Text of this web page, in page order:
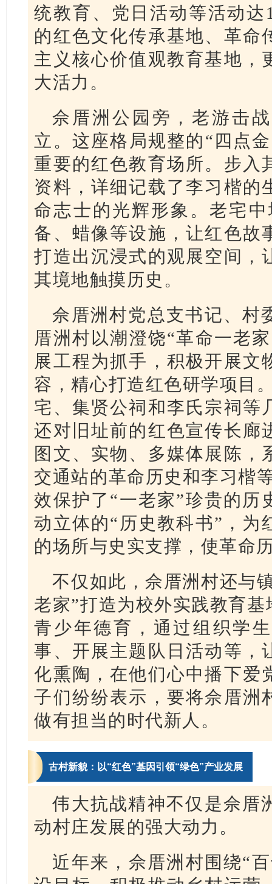
统教育、党日活动等活动
的红色文化传承基地、革命
主义核心价值观教育基地，
大活力。
佘厝洲公园旁，老游击
立。这座格局规整的“四点
重要的红色教育场所。步入
资料，详细记载了李习楷的
命志士的光辉形象。老宅
备、蜡像等设施，让红色故
打造出沉浸式的观展空间，
其境地触摸历史。
佘厝洲村党总支书记、村
厝洲村以潮澄饶“革命一老
展工程为抓手，积极开展文
容，精心打造红色研学项目
宅、集贤公祠和李氏宗祠等
还对旧址前的红色宣传长廊
图文、实物、多媒体展陈，
交通站的革命历史和李习楷
效保护了“一老家”珍贵的历
动立体的“历史教科书”，为
的场所与史实支撑，使革命
不仅如此，佘厝洲村还与
老家”打造为校外实践教育
青少年德育，通过组织学
事、开展主题队日活动等，
化熏陶，在他们心中播下爱
子们纷纷表示，要将佘厝洲
做有担当的时代新人。
古村新貌：以“红色”基因引领“绿色”产业发展
伟大抗战精神不仅是佘厝
动村庄发展的强大动力。
近年来，佘厝洲村围绕“